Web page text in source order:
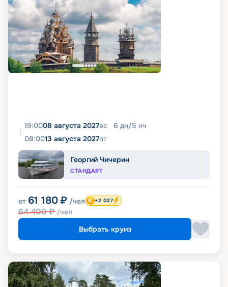
19:0008 августа 2027вс 6 дн/5 нч
08:0013 августа 2027пт
Георгий Чичерин
СТАНДАРТ
от 61 180 ₽ /чел
64 400₽ /чел
+2 027
Выбрать круиз